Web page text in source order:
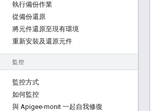
執行備份作業
從備份還原
將元件還原至現有環境
重新安裝及還原元件
監控
監控方式
如何監控
與 Apigee-monit 一起自我修復